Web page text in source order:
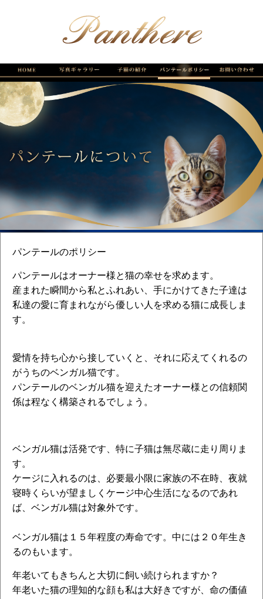
パンテールのポリシー
パンテールはオーナー様と猫の幸せを求めます。
産まれた瞬間から私とふれあい、手にかけてきた子達は
私達の愛に育まれながら優しい人を求める猫に成長しま
す。
愛情を持ち心から接していくと、それに応えてくれるの
がうちのベンガル猫です。
パンテールのベンガル猫を迎えたオーナー様との信頼関
係は程なく構築されるでしょう。
ベンガル猫は活発です、特に子猫は無尽蔵に走り周りま
す。
ケージに入れるのは、必要最小限に家族の不在時、夜就
寝時くらいが望ましく ケージ中心生活になるのであれ
ば、ベンガル猫は対象外です。
ベンガル猫は１５年程度の寿命です。中には２０年生き
るのもいます。
年老いてもきちんと大切に飼い続けられますか？
年老いた猫の理知的な顔も私は大好きですが、命の価値